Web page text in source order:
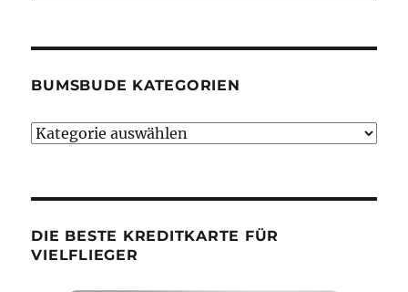
BUMSBUDE KATEGORIEN
Bumsbude
DIE BESTE KREDITKARTE FÜR
VIELFLIEGER